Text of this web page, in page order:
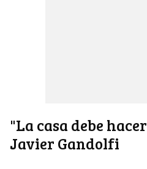
"La casa debe
Javier Gandolfi